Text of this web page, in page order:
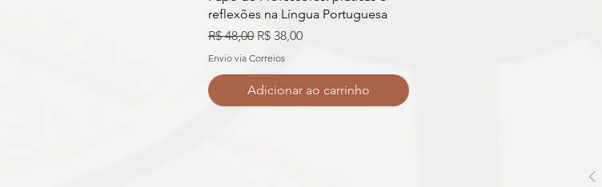
reflexões na Língua Portuguesa
Preço normal
R$ 48,00 Preço promocional
R$ 38,00
Envio via Correios
Adicionar ao carrinho